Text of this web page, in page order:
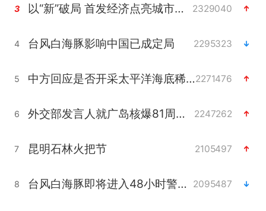
3 以“新”破局 首发经济点亮城市消费活力 2329040
4 台风白海豚影响中国已成定局 2295323
5 中方回应是否开采太平洋海底稀土资源2271476
6 外交部发言人就广岛核爆81周年等答记者问 2247262
7 昆明石林火把节 2105497
8 台风白海豚即将进入48小时警戒线 2095487